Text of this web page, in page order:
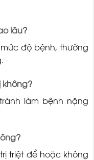
lâu?
độ bệnh, thường
không?
làm bệnh nặng
triệt để hoặc không